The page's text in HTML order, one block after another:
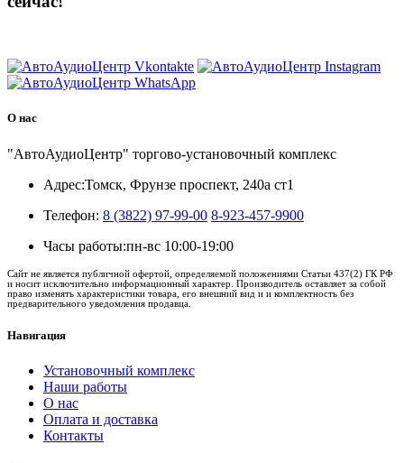
О нас
"АвтоАудиоЦентр" торгово-установочный комплекс
Адрес:Томск, Фрунзе проспект, 240а ст1
Телефон: 8 (3822) 97-99-00 8-923-457-9900
Часы работы:пн-вс 10:00-19:00
Сайт не является публичной офертой, определяемой положениями Статьи 437(2) ГК РФ
и носит исключительно информационный характер. Производитель оставляет за собой
право изменять характеристики товара, его внешний вид и и комплектность без
предварительного уведомления продавца.
Навигация
Установочный комплекс
Наши работы
О нас
Оплата и доставка
Контакты